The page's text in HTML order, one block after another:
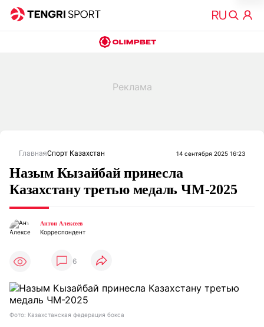
ГлавнаяСпорт Казахстан 14 сентября 2025 16:23
Назым Кызайбай принесла
Казахстану третью медаль ЧМ-2025
Антон Алексеев
Корреспондент
6
Фото: Казахстанская федерация бокса